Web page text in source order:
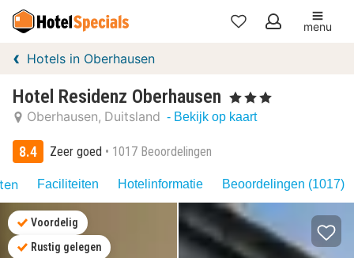
Mijn
menu
Hotels in Oberhausen
Hotel Residenz Oberhausen , 3 Sterren
Oberhausen Duitsland - Bekijk op kaart
8.4 Zeer goed 1017 Beoordelingen
Faciliteiten Hotelinformatie Beoordelingen (1017)
Voordelig
Rustig gelegen